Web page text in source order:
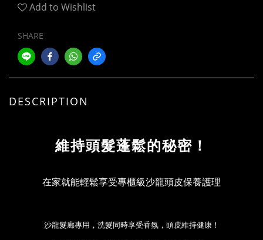
Add to Wishlist
SHARE
DESCRIPTION
維持頭髮蓬鬆的秘密！
在家就能輕鬆享受專櫃級沙龍頭皮保養護理
沙龍髮廊專用， 洗髮同時享受香氛，頭皮維持健康！